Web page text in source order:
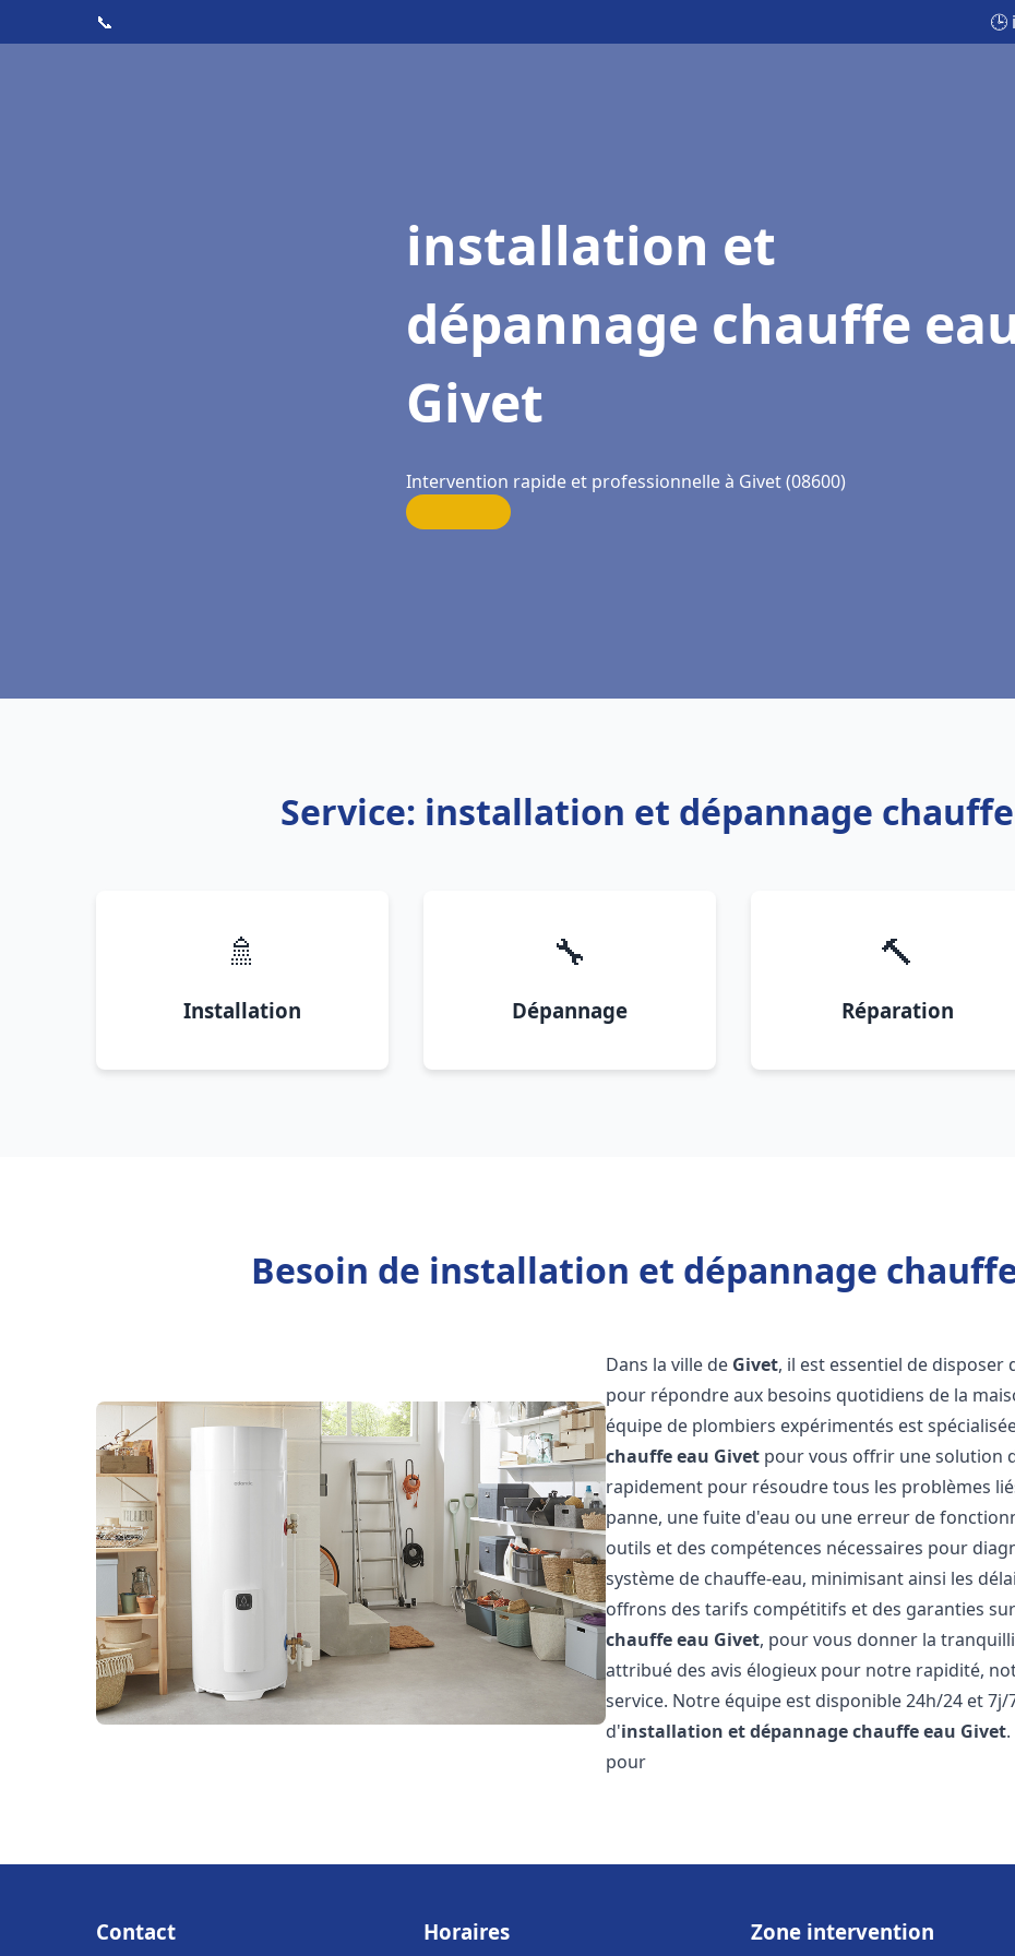
📞 🕒
installation et
dépannage chauffe
Givet
Intervention rapide et professionnelle à Givet (08600)
Service: installation et dépannage
🚿
Installation
🔧
Dépannage
🔨
Réparation
Besoin de installation et dépannage
Dans la ville de Givet, il est essentiel de
pour répondre aux besoins quotidiens de la
équipe de plombiers expérimentés est
chauffe eau Givet pour vous offrir une solution
rapidement pour résoudre tous les problèmes
panne, une fuite d'eau ou une erreur de
outils et des compétences nécessaires pour
système de chauffe-eau, minimisant ainsi les
offrons des tarifs compétitifs et des garanties
chauffe eau Givet, pour vous donner la
attribué des avis élogieux pour notre rapidité,
service. Notre équipe est disponible 24h/24 et
d'installation et dépannage chauffe eau Givet
pour
Contact Horaires Zone intervention